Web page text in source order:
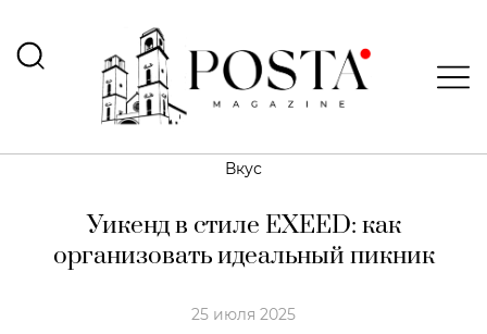
Вкус
Уикенд в стиле EXEED: как
организовать идеальный пикник
25 июля 2025